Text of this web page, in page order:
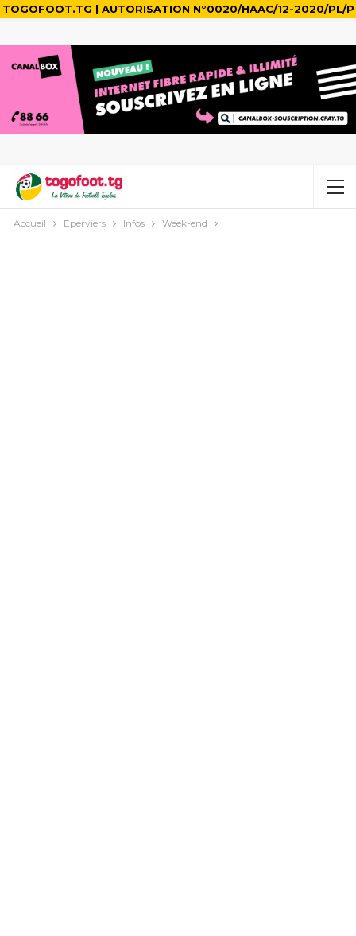
TOGOFOOT.TG | AUTORISATION N°0020/HAAC/12-2020/PL/P
Accueil Eperviers Infos Week-end